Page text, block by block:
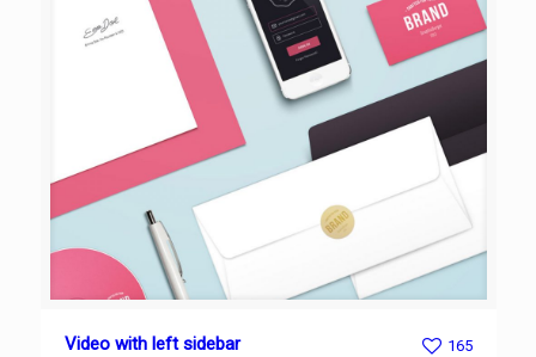
Video with left sidebar 165